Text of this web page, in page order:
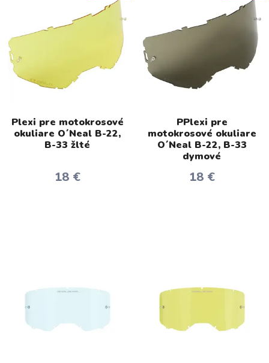
Plexi pre motokrosové
okuliare O´Neal B-22,
B-33 žlté
18 €
PPlexi pre
motokrosové okuliare
O´Neal B-22, B-33
dymové
18 €